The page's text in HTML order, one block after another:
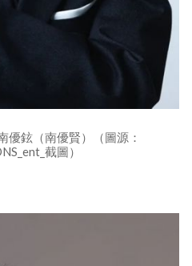
優鉉（南優賢）（圖源：
截圖）